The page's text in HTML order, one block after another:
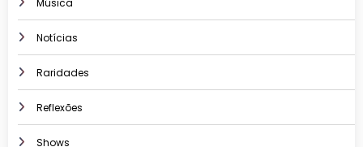
Notícias
Raridades
Reflexões
Shows